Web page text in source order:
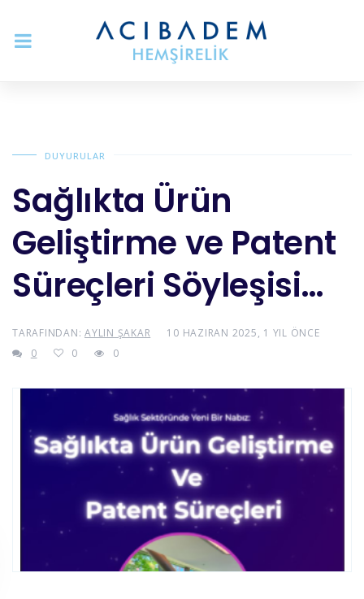
DUYURULAR
Sağlıkta Ürün
Geliştirme ve Patent
Süreçleri Söyleşisi…
TARAFINDAN: AYLIN ŞAKAR
10 HAZIRAN 2025, 1 YIL ÖNCE
0
0 0